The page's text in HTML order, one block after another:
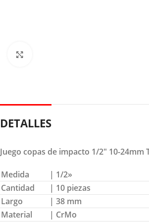
DETALLES
Juego copas de impacto 1/2″ 10-24mm
Medida
| 1/2»
Cantidad
| 10 piezas
Largo
| 38 mm
Material
| CrMo